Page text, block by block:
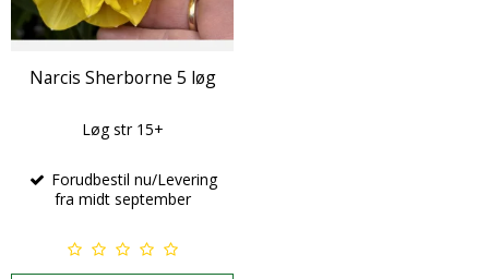
Narcis Sherborne 5 løg
Løg str 15+
Forudbestil nu/Levering
fra midt september